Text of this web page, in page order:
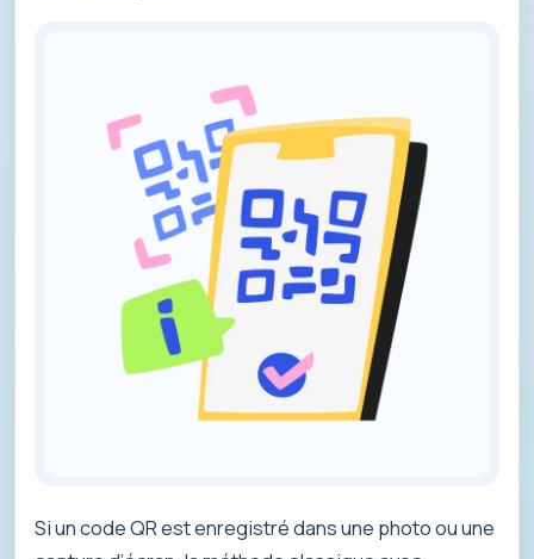
Si un code QR est enregistré dans une photo ou une